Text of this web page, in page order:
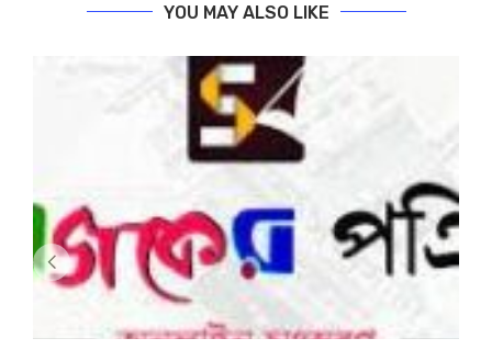
YOU MAY ALSO LIKE